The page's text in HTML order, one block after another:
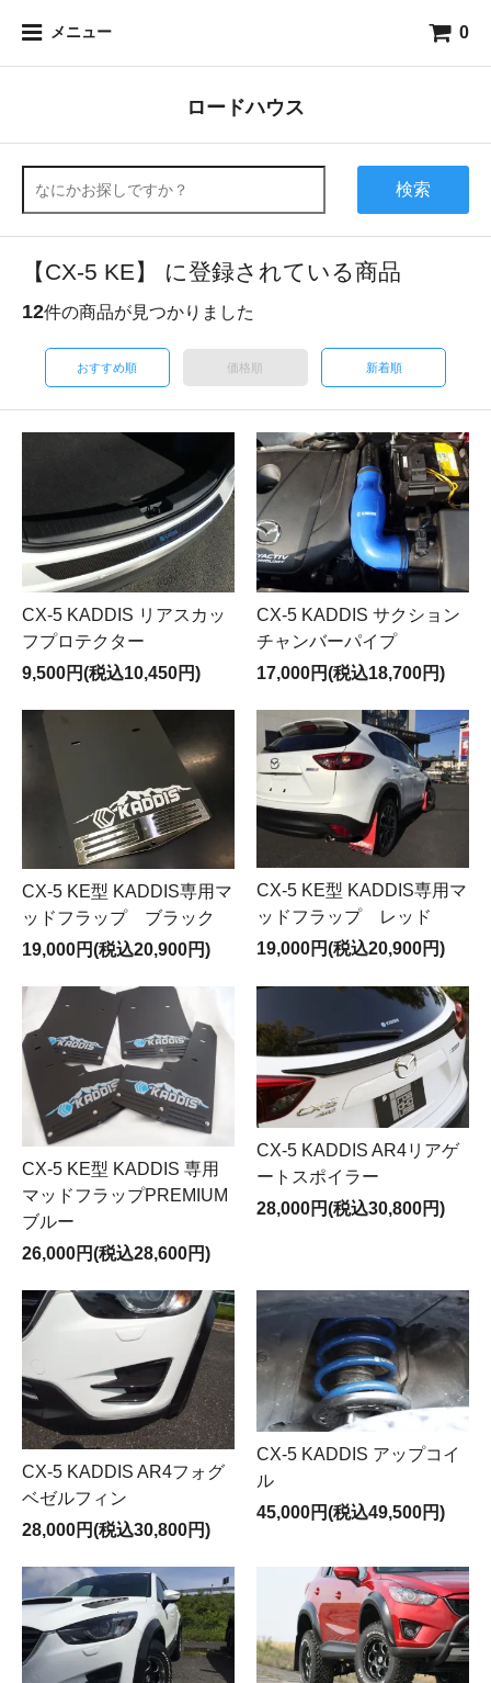
メニュー 0
ロードハウス
検索
【CX-5 KE】 に登録されている商品
12件の商品が見つかりました
おすすめ順 価格順 新着順
CX-5 KADDIS リアスカッ
フプロテクター
9,500円(税込10,450円)
CX-5 KADDIS サクション
チャンバーパイプ
17,000円(税込18,700円)
CX-5 KE型 KADDIS専用マ
ッドフラップ ブラック
19,000円(税込20,900円)
CX-5 KE型 KADDIS専用マ
ッドフラップ レッド
19,000円(税込20,900円)
CX-5 KE型 KADDIS 専用
マッドフラップPREMIUM
ブルー
26,000円(税込28,600円)
CX-5 KADDIS AR4リアゲ
ートスポイラー
28,000円(税込30,800円)
CX-5 KADDIS AR4フォグ
ベゼルフィン
28,000円(税込30,800円)
CX-5 KADDIS アップコイ
ル
45,000円(税込49,500円)